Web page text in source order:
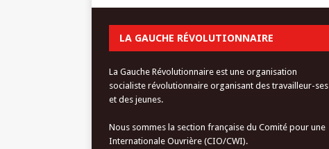
LA GAUCHE RÉVOLUTIONNAIRE
La Gauche Révolutionnaire est une organisation
socialiste révolutionnaire organisant des travailleur-ses
et des jeunes.
Nous sommes la section française du Comité pour une
Internationale Ouvrière (CIO/CWI).